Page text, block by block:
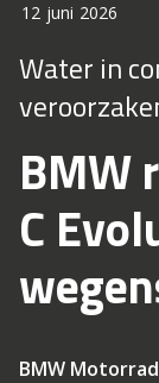
12 juni 2026
Water in
BMW
C
BMW